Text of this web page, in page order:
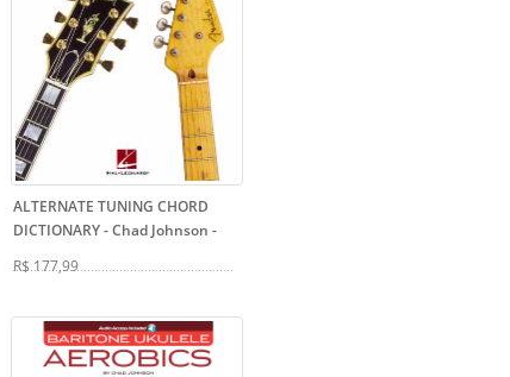
ALTERNATE TUNING CHORD
DICTIONARY - Chad Johnson -
R$ 177,99